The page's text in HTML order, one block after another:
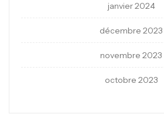
janvier 2024
décembre 2023
novembre 2023
octobre 2023